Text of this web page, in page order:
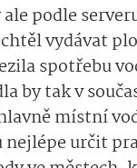
podle
vydávat
spotřebu
by tak v
místní
určit